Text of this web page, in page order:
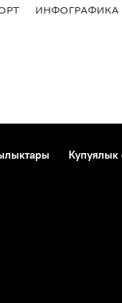
ИНФОГРАФИКА
Купуялык